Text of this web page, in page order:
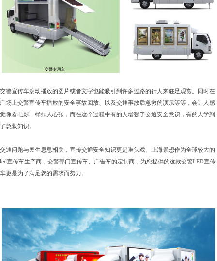
交警宣传车滚动播放的图片或者文字也能吸引到许多过路的行人来驻足观赏。同时在
广场上交警宣传车播放的安全事故回放、以及交通事故后急救的演示等等，会让人感
觉像看电影一样扣人心弦，而在这个过程中有的人增强了交通安全意识，有的人学到
了急救知识。
交通问题与民生息息相关，宣传交通安全知识更是重头戏。上海景想作为全球较大的
led宣传车生产商，交警部门宣传车、广告车的定制商，为您提供的这款交警LED宣传
车更是为了满足您的需求而努力。